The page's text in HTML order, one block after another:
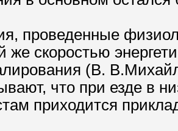
проведенные
же скоростью
(В.
что при езде в
приходится